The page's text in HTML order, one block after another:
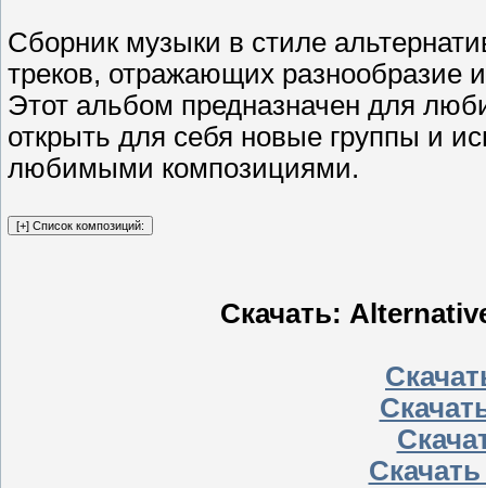
Сборник музыки в стиле
треков, отражающих разнообразие
Этот альбом предназначен для
открыть для себя новые группы и
любимыми композициями.
Скачать: